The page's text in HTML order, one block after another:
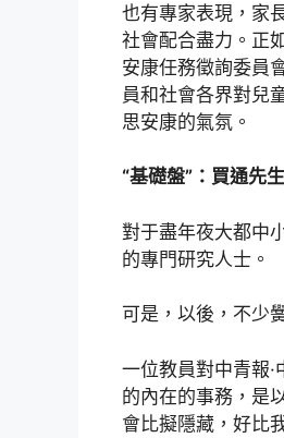
也有專家表現，家
社會配合盡力。正
安康任務徵詢委員
員和社會各界對兒
思安康的氣氛。
“基礎盤”：買通先
對于盡年夜大都中
的專門研究人士。
可是，以後，不少
一位教員對中青報
的內在的事務，是
會比擬隱藏，好比